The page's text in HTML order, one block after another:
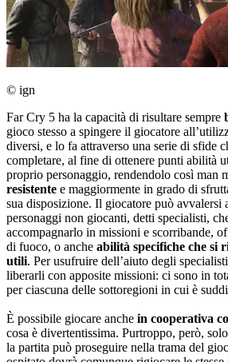
© ign
Far Cry 5 ha la capacità di risultare sempre
gioco stesso a spingere il giocatore
diversi, e lo fa attraverso una serie di sfide
completare, al fine di ottenere punti abilità
proprio personaggio, rendendolo così man
resistente e maggiormente in grado di
sua disposizione. Il giocatore può avvalersi
personaggi non giocanti, detti specialisti,
accompagnarlo in missioni e scorribande,
di fuoco, o anche abilità specifiche che si
utili. Per usufruire dell’aiuto degli
liberarli con apposite missioni: ci sono in
per ciascuna delle sottoregioni in cui è
È possibile giocare anche in cooperativa
cosa è divertentissima. Purtroppo, però,
la partita può proseguire nella trama del